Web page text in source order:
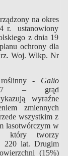
na okres
r. ustanowiony
z dnia 19
ochrony dla
Woj. Wlkp. Nr
roślinny - Galio
– grąd
wyraźne
zmiennych
wszystkim z
lasotwórczym w
który tworzy
220 lat. Drugim
(15%)